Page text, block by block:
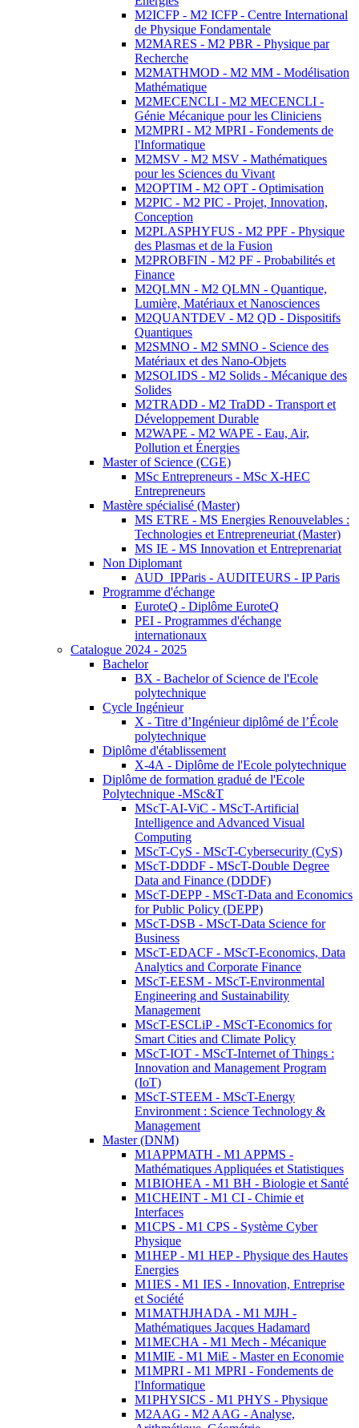
M2ICFP - M2 ICFP - Centre International
de Physique Fondamentale
M2MARES - M2 PBR - Physique par
Recherche
M2MATHMOD - M2 MM - Modélisation
Mathématique
M2MECENCLI - M2 MECENCLI -
Génie Mécanique pour les Cliniciens
M2MPRI - M2 MPRI - Fondements de
l'Informatique
M2MSV - M2 MSV - Mathématiques
pour les Sciences du Vivant
M2OPTIM - M2 OPT - Optimisation
M2PIC - M2 PIC - Projet, Innovation,
Conception
M2PLASPHYFUS - M2 PPF - Physique
des Plasmas et de la Fusion
M2PROBFIN - M2 PF - Probabilités et
Finance
M2QLMN - M2 QLMN - Quantique,
Lumière, Matériaux et Nanosciences
M2QUANTDEV - M2 QD - Dispositifs
Quantiques
M2SMNO - M2 SMNO - Science des
Matériaux et des Nano-Objets
M2SOLIDS - M2 Solids - Mécanique des
Solides
M2TRADD - M2 TraDD - Transport et
Développement Durable
M2WAPE - M2 WAPE - Eau, Air,
Pollution et Énergies
Master of Science (CGE)
MSc Entrepreneurs - MSc X-HEC
Entrepreneurs
Mastère spécialisé (Master)
MS ETRE - MS Energies Renouvelables :
Technologies et Entrepreneuriat (Master)
MS IE - MS Innovation et Entreprenariat
Non Diplomant
AUD_IPParis - AUDITEURS - IP Paris
Programme d'échange
EuroteQ - Diplôme EuroteQ
PEI - Programmes d'échange
internationaux
Catalogue 2024 - 2025
Bachelor
BX - Bachelor of Science de l'Ecole
polytechnique
Cycle Ingénieur
X - Titre d’Ingénieur diplômé de l’École
polytechnique
Diplôme d'établissement
X-4A - Diplôme de l'Ecole polytechnique
Diplôme de formation gradué de l'Ecole
Polytechnique -MSc&T
MScT-AI-ViC - MScT-Artificial
Intelligence and Advanced Visual
Computing
MScT-CyS - MScT-Cybersecurity (CyS)
MScT-DDDF - MScT-Double Degree
Data and Finance (DDDF)
MScT-DEPP - MScT-Data and Economics
for Public Policy (DEPP)
MScT-DSB - MScT-Data Science for
Business
MScT-EDACF - MScT-Economics, Data
Analytics and Corporate Finance
MScT-EESM - MScT-Environmental
Engineering and Sustainability
Management
MScT-ESCLiP - MScT-Economics for
Smart Cities and Climate Policy
MScT-IOT - MScT-Internet of Things :
Innovation and Management Program
(IoT)
MScT-STEEM - MScT-Energy
Environment : Science Technology &
Management
Master (DNM)
M1APPMATH - M1 APPMS -
Mathématiques Appliquées et Statistiques
M1BIOHEA - M1 BH - Biologie et Santé
M1CHEINT - M1 CI - Chimie et
Interfaces
M1CPS - M1 CPS - Système Cyber
Physique
M1HEP - M1 HEP - Physique des Hautes
Energies
M1IES - M1 IES - Innovation, Entreprise
et Société
M1MATHJHADA - M1 MJH -
Mathématiques Jacques Hadamard
M1MECHA - M1 Mech - Mécanique
M1MIE - M1 MiE - Master en Economie
M1MPRI - M1 MPRI - Fondements de
l'Informatique
M1PHYSICS - M1 PHYS - Physique
M2AAG - M2 AAG - Analyse,